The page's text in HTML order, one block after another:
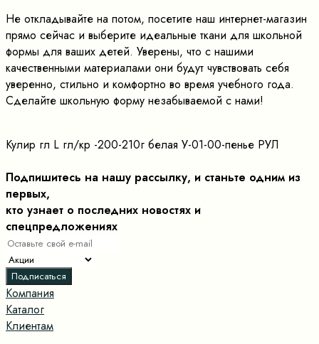
Не откладывайте на потом, посетите наш интернет-магазин
прямо сейчас и выберите идеальные ткани для школьной
формы для ваших детей. Уверены, что с нашими
качественными материалами они будут чувствовать себя
уверенно, стильно и комфортно во время учебного года.
Сделайте школьную форму незабываемой с нами!
Кулир гл L гл/кр -200-210г белая У-01-00-пенье РУЛ
Подпишитесь на нашу рассылку, и станьте одним из
первых,
кто узнает о последних новостях и
спецпредложениях
Компания
Каталог
Клиентам